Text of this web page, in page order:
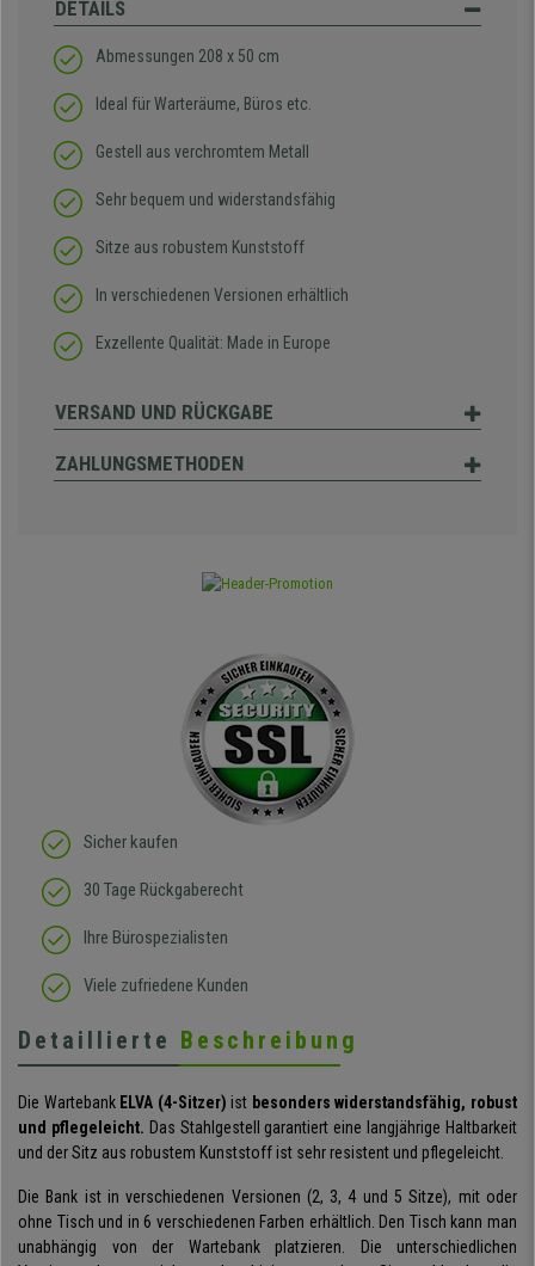
DETAILS
Abmessungen 208 x 50 cm
Ideal für Warteräume, Büros etc.
Gestell aus verchromtem Metall
Sehr bequem und widerstandsfähig
Sitze aus robustem Kunststoff
In verschiedenen Versionen erhältlich
Exzellente Qualität: Made in Europe
VERSAND UND RÜCKGABE
ZAHLUNGSMETHODEN
Sicher kaufen
30 Tage Rückgaberecht
Ihre Bürospezialisten
Viele zufriedene Kunden
Detaillierte Beschreibung
Die Wartebank ELVA (4-Sitzer) ist besonders widerstandsfähig, robust
und pflegeleicht. Das Stahlgestell garantiert eine langjährige Haltbarkeit
und der Sitz aus robustem Kunststoff ist sehr resistent und pflegeleicht.
Die Bank ist in verschiedenen Versionen (2, 3, 4 und 5 Sitze), mit oder
ohne Tisch und in 6 verschiedenen Farben erhältlich. Den Tisch kann man
unabhängig von der Wartebank platzieren. Die unterschiedlichen